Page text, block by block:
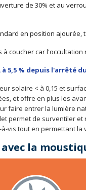
de 30% et au
en position
coucher car l'occultation
5,5 % depuis l'arrêté du
solaire < à 0,15 et
et offre en plus les
faire entrer la lumière
permet de surventiler
vis tout en permettant la
la